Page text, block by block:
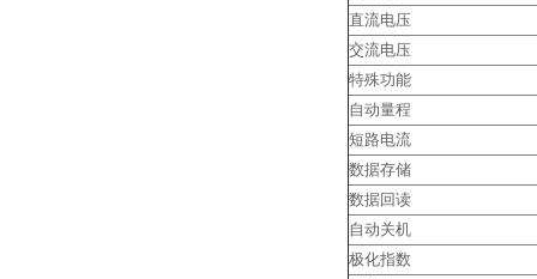
直流电压
交流电压
特殊功能
自动量程
短路电流
数据存储
数据回读
自动关机
极化指数